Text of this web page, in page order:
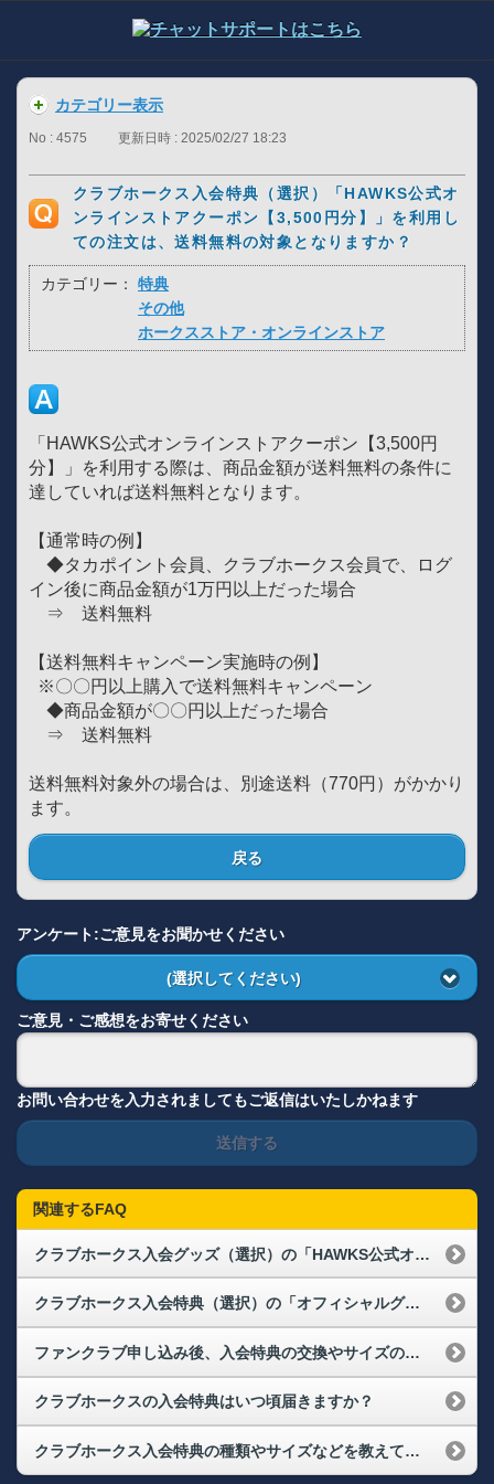
カテゴリー表示
No : 4575 更新日時 : 2025/02/27 18:23
クラブホークス入会特典（選択）「HAWKS公式オ
ンラインストアクーポン【3,500円分】」を利用し
ての注文は、送料無料の対象となりますか？
カテゴリー：
特典
その他
ホークスストア・オンラインストア
「HAWKS公式オンラインストアクーポン【3,500円
分】」を利用する際は、商品金額が送料無料の条件に
達していれば送料無料となります。
【通常時の例】
◆タカポイント会員、クラブホークス会員で、ログ
イン後に商品金額が1万円以上だった場合
⇒ 送料無料
【送料無料キャンペーン実施時の例】
※〇〇円以上購入で送料無料キャンペーン
◆商品金額が〇〇円以上だった場合
⇒ 送料無料
送料無料対象外の場合は、別途送料（770円）がかかり
ます。
戻る
アンケート:ご意見をお聞かせください
(選択してください)
ご意見・ご感想をお寄せください
お問い合わせを入力されましてもご返信はいたしかねます
送信する
関連するFAQ
クラブホークス入会グッズ（選択）の「HAWKS公式オンラインストアクーポン【3,500円分】」やプレミアム会員向け通販クーポンの使い方を教えてください
クラブホークス入会特典（選択）の「オフィシャルグッズショップ HAWKS STOREお買物券（3,000円分）」やプレミアム会員向けのお買い物券の使い方を教えてください
ファンクラブ申し込み後、入会特典の交換やサイズの変更などはできますか？
クラブホークスの入会特典はいつ頃届きますか？
クラブホークス入会特典の種類やサイズなどを教えてください